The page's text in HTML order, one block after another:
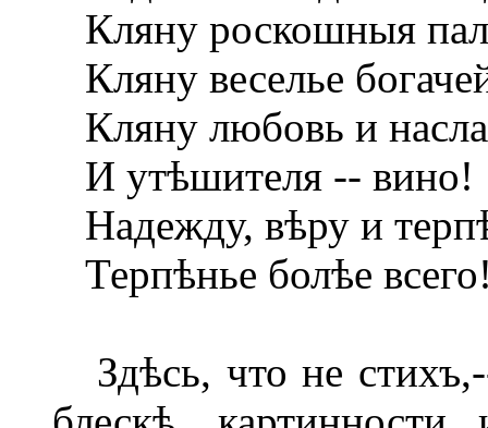
Кляну роскошныя
Кляну веселье
Кляну любовь и
И утѣшителя -- вино!
Надежду, вѣру и
Терпѣнье болѣе
Здѣсь, что не